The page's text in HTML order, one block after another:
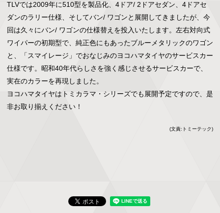
TLVでは2009年に510型を製品化、4ドア/ 2ドアセダン、4ドアセ
ダンのラリー仕様、そしてバン/ ワゴンと展開してきましたが、今
回は久々にバン/ ワゴンの仕様替えを投入いたします。左右対向式
ワイパーの初期型で、純正色にもあったブルーメタリックのワゴン
と、「スマイレージ」でおなじみのヨコハマタイヤのサービスカー
仕様です。昭和40年代らしさを強く感じさせるサービスカーで、
実在のカラーを再現しました。
ヨコハマタイヤはトミカラマ・シリーズでも展開予定ですので、是
非お取り揃えください！
(文責:トミーテック)